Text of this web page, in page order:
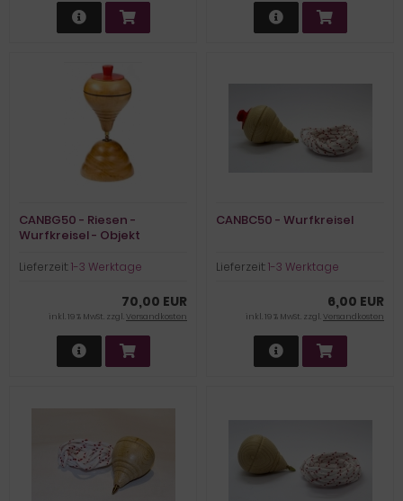
CANBG50 - Riesen -
Wurfkreisel - Objekt
Lieferzeit:1-3 Werktage
70,00 EUR
inkl. 19 % MwSt. zzgl.Versandkosten
CANBC50 - Wurfkreisel
Lieferzeit:1-3 Werktage
6,00 EUR
inkl. 19 % MwSt. zzgl.Versandkosten